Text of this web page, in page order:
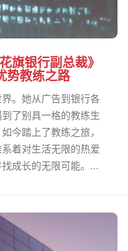
旗银行副总裁》
势教练之路
。她从广告到银行各
了别具一格的教练生
今踏上了教练之旅，
着对生活无限的热爱
成长的无限可能。...